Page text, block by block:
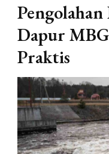
Dapur
Praktis